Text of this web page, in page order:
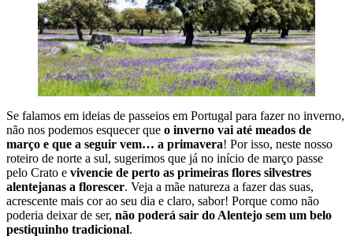
Se falamos em ideias de passeios em Portugal para fazer no inverno,
não nos podemos esquecer que o inverno vai até meados de
março e que a seguir vem… a primavera! Por isso, neste nosso
roteiro de norte a sul, sugerimos que já no início de março passe
pelo Crato e vivencie de perto as primeiras flores silvestres
alentejanas a florescer. Veja a mãe natureza a fazer das suas,
acrescente mais cor ao seu dia e claro, sabor! Porque como não
poderia deixar de ser, não poderá sair do Alentejo sem um belo
pestiquinho tradicional.